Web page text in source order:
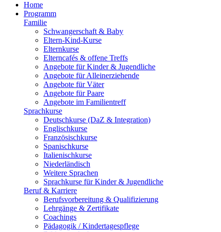
Home
Programm
Familie
Schwangerschaft & Baby
Eltern-Kind-Kurse
Elternkurse
Elterncafés & offene Treffs
Angebote für Kinder & Jugendliche
Angebote für Alleinerziehende
Angebote für Väter
Angebote für Paare
Angebote im Familientreff
Sprachkurse
Deutschkurse (DaZ & Integration)
Englischkurse
Französischkurse
Spanischkurse
Italienischkurse
Niederländisch
Weitere Sprachen
Sprachkurse für Kinder & Jugendliche
Beruf & Karriere
Berufsvorbereitung & Qualifizierung
Lehrgänge & Zertifikate
Coachings
Pädagogik / Kindertagespflege